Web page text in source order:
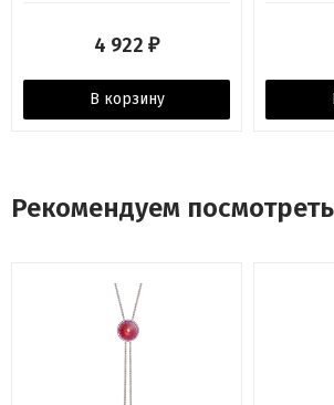
4 922 ₽
В корзину
Рекомендуем посмотреть